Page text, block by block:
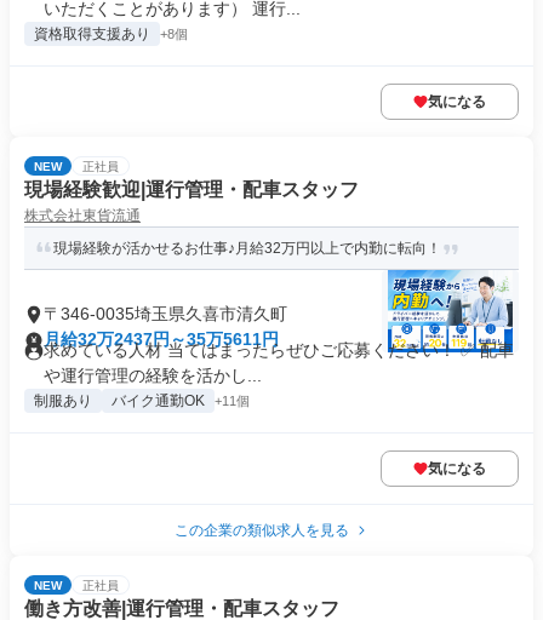
いただくことがあります） 運行...
資格取得支援あり +8個
気になる
NEW 正社員
現場経験歓迎|運行管理・配車スタッフ
株式会社東貨流通
現場経験が活かせるお仕事♪月給32万円以上で内勤に転向！
〒346-0035埼玉県久喜市清久町
月給32万2437円～35万5611円
求めている人材 当てはまったらぜひご応募ください！ ✅ 配車
や運行管理の経験を活かし...
制服あり バイク通勤OK +11個
気になる
この企業の類似求人を見る
NEW 正社員
働き方改善|運行管理・配車スタッフ